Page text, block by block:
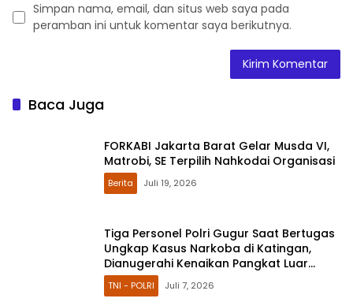
Simpan nama, email, dan situs web saya pada
peramban ini untuk komentar saya berikutnya.
Baca Juga
FORKABI Jakarta Barat Gelar Musda VI,
Matrobi, SE Terpilih Nahkodai Organisasi
Berita Juli 19, 2026
Tiga Personel Polri Gugur Saat Bertugas
Ungkap Kasus Narkoba di Katingan,
Dianugerahi Kenaikan Pangkat Luar
Biasa Anumerta
TNI - POLRI Juli 7, 2026